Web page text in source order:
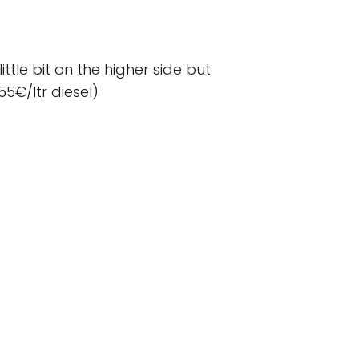
bit on the higher side but
ltr diesel)